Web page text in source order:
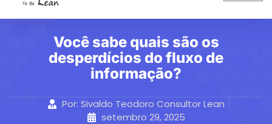
Você sabe quais são os
desperdícios do fluxo de
informação?
Por: Sivaldo Teodoro Consultor Lean
setembro 29, 2025